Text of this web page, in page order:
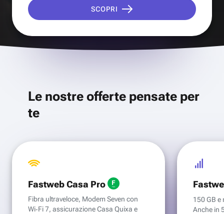
SCOPRI
Le nostre offerte pensate per
te
Fastweb Casa Pro
Fibra ultraveloce, Modem Seven con
Wi‑Fi 7, assicurazione Casa Quixa e
150 GB e
Anche in